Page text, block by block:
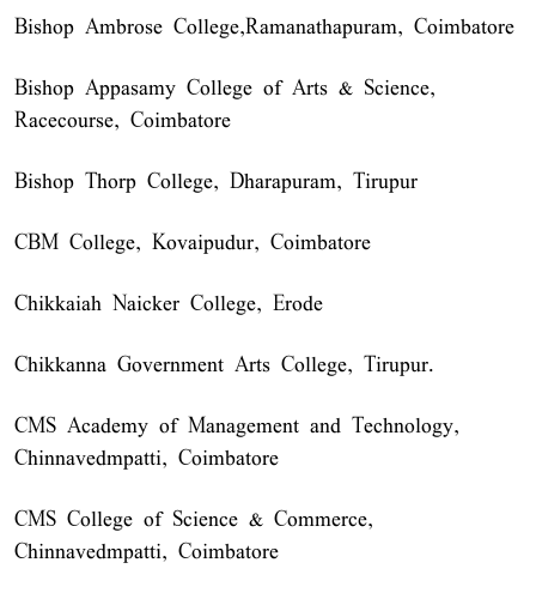
Bishop Ambrose College,Ramanathapuram, Coimbatore
Bishop Appasamy College of Arts & Science,
Racecourse, Coimbatore
Bishop Thorp College, Dharapuram, Tirupur
CBM College, Kovaipudur, Coimbatore
Chikkaiah Naicker College, Erode
Chikkanna Government Arts College, Tirupur.
CMS Academy of Management and Technology,
Chinnavedmpatti, Coimbatore
CMS College of Science & Commerce,
Chinnavedmpatti, Coimbatore